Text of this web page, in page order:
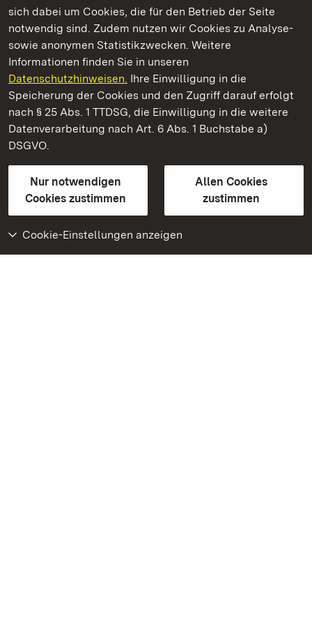
sich dabei um Cookies, die für den Betrieb der Seite
notwendig sind. Zudem nutzen wir Cookies zu Analyse-
sowie anonymen Statistikzwecken. Weitere
Informationen finden Sie in unseren
Datenschutzhinweisen. Ihre Einwilligung in die
Speicherung der Cookies und den Zugriff darauf erfolgt
nach § 25 Abs. 1 TTDSG, die Einwilligung in die weitere
Datenverarbeitung nach Art. 6 Abs. 1 Buchstabe a)
DSGVO.
Nur notwendigen
Cookies zustimmen
Allen Cookies
zustimmen
Cookie-Einstellungen anzeigen
Staatliche Schlösser und Gärten Baden‑Württemberg
Staatliche Schlösser und Gärten Baden-Württemberg
Kontakt
GebärdenspracheLeichte Sprache
Erklärung zur Barrierefreiheit
BITV-konform (geprüfte Seiten)
Weiteres